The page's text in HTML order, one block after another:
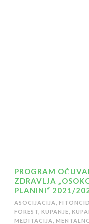
PROGRAM
ZDRAVLJA
PLANINI“ 2021/
ASOCIJACIJA
FOREST KUPANJE
MEDITACIJA